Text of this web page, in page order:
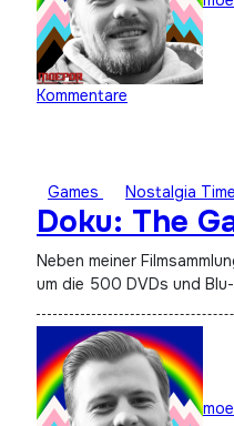
Kommentare
Games Nostalgia Time
Doku: The
Neben meiner Filmsammlung, die mittlerweile irgendwas
um die 500 DVDs und